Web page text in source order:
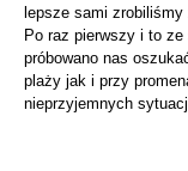
lepsze sami zrobiliśmy
Po raz pierwszy i to
próbowano nas
plaży jak i przy
nieprzyjemnych